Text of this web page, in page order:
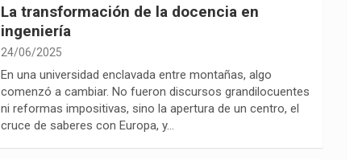
La transformación de la docencia en
ingeniería
24/06/2025
En una universidad enclavada entre montañas, algo
comenzó a cambiar. No fueron discursos grandilocuentes
ni reformas impositivas, sino la apertura de un centro, el
cruce de saberes con Europa, y…